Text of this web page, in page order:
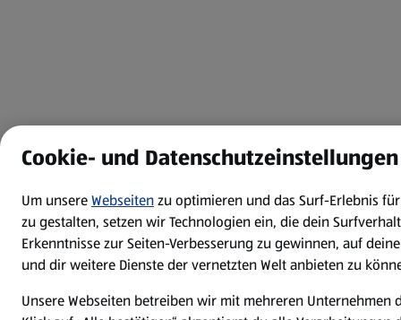
Cookie- und Datenschutzeinstellungen
Um unsereWebseitenzu optimieren und das Surf-Erlebnis
zu gestalten, setzen wir Technologien ein, die dein
Erkenntnisse zur Seiten-Verbesserung zu gewinnen, auf
und dir weitere Dienste der vernetzten Welt anbieten zu
Unsere Webseiten betreiben wir mit mehreren Unternehmen